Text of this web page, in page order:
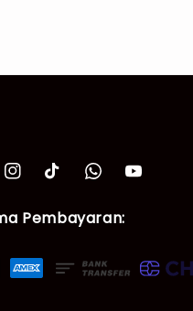
Pembayaran: